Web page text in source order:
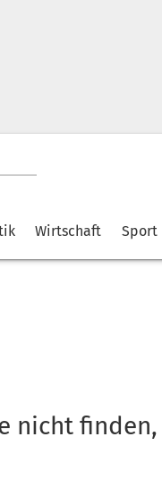
Wirtschaft Sport
nicht finden,